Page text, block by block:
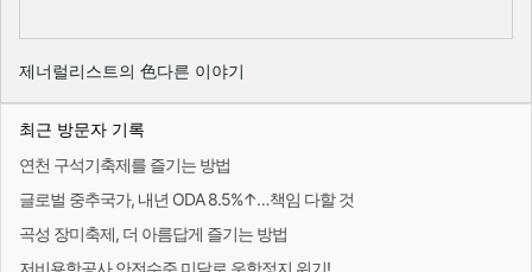
제너럴리스트의 色다른 이야기
최근 방문자 기록
연천 구석기축제를 즐기는 방법
글로벌 중추국가, 내년 ODA 8.5%↑…책임 다할 것
곡성 장미축제, 더 아름답게 즐기는 방법
저비용항공사 안전수준 미달로 운항정지 위기!